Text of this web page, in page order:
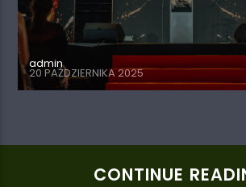
admin
20 PAŹDZIERNIKA 2025
CONTINUE